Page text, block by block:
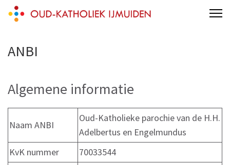
Skip
(Press
Oud-Katholieke Parochie IJmond
parochie van de H.H. Adelbertus & Engelmundus
ANBI
Algemene informatie
Naam ANBI
Oud-Katholieke parochie van de H.H.
Adelbertus en Engelmundus
KvK nummer
70033544